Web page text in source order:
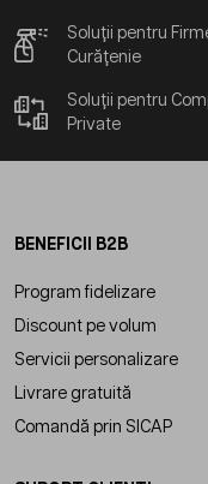
Soluții pentru
Curățenie
Soluții pentru
Private
BENEFICII B2B
Program fidelizare
Discount pe volum
Servicii personalizare
Livrare gratuită
Comandă prin SICAP